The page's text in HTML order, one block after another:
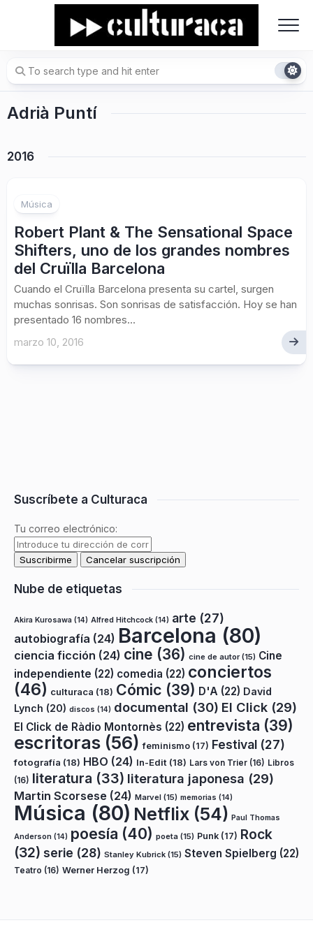
Adrià Puntí
2016
Música
Robert Plant & The Sensational Space
Shifters, uno de los grandes nombres
del Cruïlla Barcelona
Cuando el Cruïlla Barcelona presenta su cartel, surgen
muchas sonrisas. Son sonrisas de satisfacción. Hoy se han
presentado 16 nombres...
marzo 10, 2016
Suscríbete a Culturaca
Tu correo electrónico:
Nube de etiquetas
Akira Kurosawa (14) Alfred Hitchcock (14) arte (27)
autobiografía (24) Barcelona (80)
ciencia ficción (24) cine (36) cine de autor(15) Cine
independiente (22) comedia (22) conciertos
(46) culturaca (18) Cómic (39) D'A (22) David
Lynch (20) discos (14) documental (30) El Click (29)
El Click de Ràdio Montornès (22) entrevista (39)
escritoras (56) feminismo (17) Festival (27)
fotografía (18) HBO (24) In-Edit (18) Lars von Trier (16) Libros
(16) literatura (33) literatura japonesa (29)
Martin Scorsese (24) Marvel (15) memorias (14)
Música (80) Netflix (54) Paul Thomas
Anderson (14) poesía (40) poeta (15) Punk (17) Rock
(32) serie (28) Stanley Kubrick (15) Steven Spielberg (22)
Teatro (16) Werner Herzog (17)